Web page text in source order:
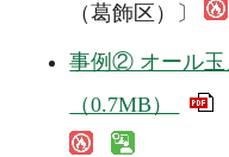
（葛飾区）〕
事例② オール玉
（0.7MB）